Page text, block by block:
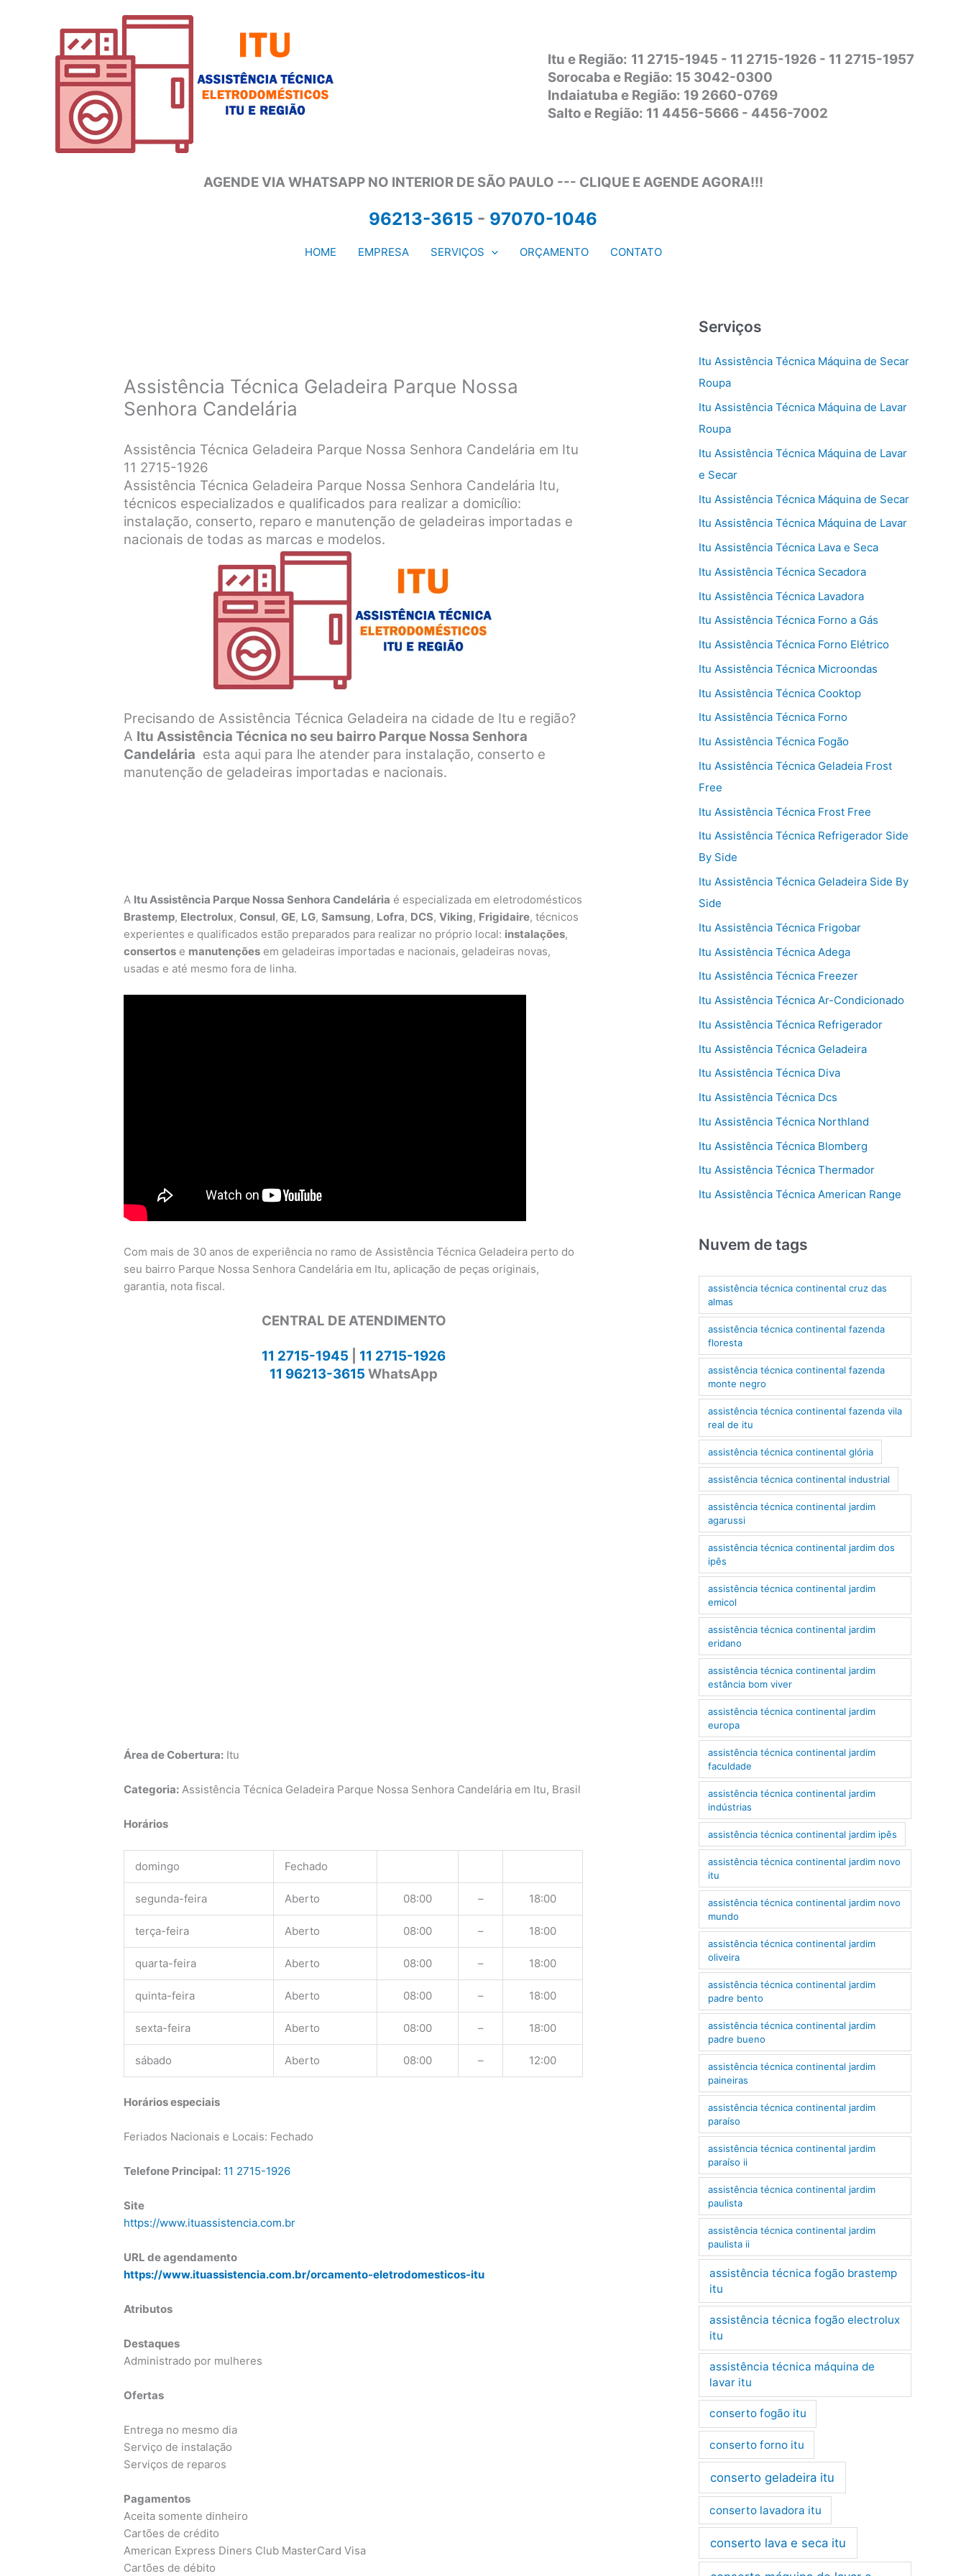
Itu e Região: 11 2715-1945 - 11 2715-1926 - 11 2715-1957
Sorocaba e Região: 15 3042-0300
Indaiatuba e Região: 19 2660-0769
Salto e Região: 11 4456-5666 - 4456-7002
AGENDE VIA WHATSAPP NO INTERIOR DE SÃO PAULO --- CLIQUE E AGENDE AGORA!!!
96213-3615 - 97070-1046
HOME EMPRESA SERVIÇOS ORÇAMENTO CONTATO
Assistência Técnica Geladeira Parque Nossa
Senhora Candelária
Assistência Técnica Geladeira Parque Nossa Senhora Candelária em Itu
11 2715-1926
Assistência Técnica Geladeira Parque Nossa Senhora Candelária Itu,
técnicos especializados e qualificados para realizar a domicílio:
instalação, conserto, reparo e manutenção de geladeiras importadas e
nacionais de todas as marcas e modelos.
Precisando de Assistência Técnica Geladeira na cidade de Itu e região?
A Itu Assistência Técnica no seu bairro Parque Nossa Senhora
Candelária esta aqui para lhe atender para instalação, conserto e
manutenção de geladeiras importadas e nacionais.
A Itu Assistência Parque Nossa Senhora Candelária é especializada em eletrodomésticos
Brastemp, Electrolux,Consul,GE, LG,Samsung, Lofra, DCS,Viking, Frigidaire, técnicos
experientes e qualificados estão preparados para realizar no próprio local: instalações,
consertos e manutenções em geladeiras importadas e nacionais, geladeiras novas,
usadas e até mesmo fora de linha.
Com mais de 30 anos de experiência no ramo de Assistência Técnica Geladeira perto do
seu bairro Parque Nossa Senhora Candelária em Itu, aplicação de peças originais,
garantia, nota fiscal.
CENTRAL DE ATENDIMENTO
11 2715-1945
11 2715-1926
11 96213-3615 WhatsApp
Área de Cobertura: Itu
Categoria: Assistência Técnica Geladeira Parque Nossa Senhora Candelária em Itu, Brasil
Horários
domingo Fechado
segunda-feira Aberto 08:00 – 18:00
terça-feira Aberto 08:00 – 18:00
quarta-feira Aberto 08:00 – 18:00
quinta-feira Aberto 08:00 – 18:00
sexta-feira Aberto 08:00 – 18:00
sábado Aberto 08:00 – 12:00
Horários especiais
Feriados Nacionais e Locais: Fechado
Telefone Principal: 11 2715-1926
Site
https://www.ituassistencia.com.br
URL de agendamento
https://www.ituassistencia.com.br/orcamento-eletrodomesticos-itu
Atributos
Destaques
Administrado por mulheres
Ofertas
Entrega no mesmo dia
Serviço de instalação
Serviços de reparos
Pagamentos
Aceita somente dinheiro
Cartões de crédito
American Express Diners Club MasterCard Visa
Cartões de débito
Serviços
Itu Assistência Técnica Máquina de Secar
Roupa
Itu Assistência Técnica Máquina de Lavar
Roupa
Itu Assistência Técnica Máquina de Lavar
e Secar
Itu Assistência Técnica Máquina de Secar
Itu Assistência Técnica Máquina de Lavar
Itu Assistência Técnica Lava e Seca
Itu Assistência Técnica Secadora
Itu Assistência Técnica Lavadora
Itu Assistência Técnica Forno a Gás
Itu Assistência Técnica Forno Elétrico
Itu Assistência Técnica Microondas
Itu Assistência Técnica Cooktop
Itu Assistência Técnica Forno
Itu Assistência Técnica Fogão
Itu Assistência Técnica Geladeia Frost
Free
Itu Assistência Técnica Frost Free
Itu Assistência Técnica Refrigerador Side
By Side
Itu Assistência Técnica Geladeira Side By
Side
Itu Assistência Técnica Frigobar
Itu Assistência Técnica Adega
Itu Assistência Técnica Freezer
Itu Assistência Técnica Ar-Condicionado
Itu Assistência Técnica Refrigerador
Itu Assistência Técnica Geladeira
Itu Assistência Técnica Diva
Itu Assistência Técnica Dcs
Itu Assistência Técnica Northland
Itu Assistência Técnica Blomberg
Itu Assistência Técnica Thermador
Itu Assistência Técnica American Range
Nuvem de tags
assistência técnica continental cruz das
almas
assistência técnica continental fazenda
floresta
assistência técnica continental fazenda
monte negro
assistência técnica continental fazenda vila
real de itu
assistência técnica continental glória
assistência técnica continental industrial
assistência técnica continental jardim
agarussi
assistência técnica continental jardim dos
ipês
assistência técnica continental jardim
emicol
assistência técnica continental jardim
eridano
assistência técnica continental jardim
estância bom viver
assistência técnica continental jardim
europa
assistência técnica continental jardim
faculdade
assistência técnica continental jardim
indústrias
assistência técnica continental jardim ipês
assistência técnica continental jardim novo
itu
assistência técnica continental jardim novo
mundo
assistência técnica continental jardim
oliveira
assistência técnica continental jardim
padre bento
assistência técnica continental jardim
padre bueno
assistência técnica continental jardim
paineiras
assistência técnica continental jardim
paraíso
assistência técnica continental jardim
paraíso ii
assistência técnica continental jardim
paulista
assistência técnica continental jardim
paulista ii
assistência técnica fogão brastemp
itu
assistência técnica fogão electrolux
itu
assistência técnica máquina de
lavar itu
conserto fogão itu
conserto forno itu
conserto geladeira itu
conserto lavadora itu
conserto lava e seca itu